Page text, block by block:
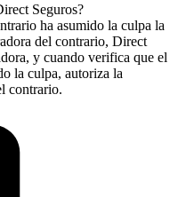
Seguros?
ha asumido la culpa la
del contrario, Direct
y cuando verifica que el
la culpa, autoriza la
contrario.